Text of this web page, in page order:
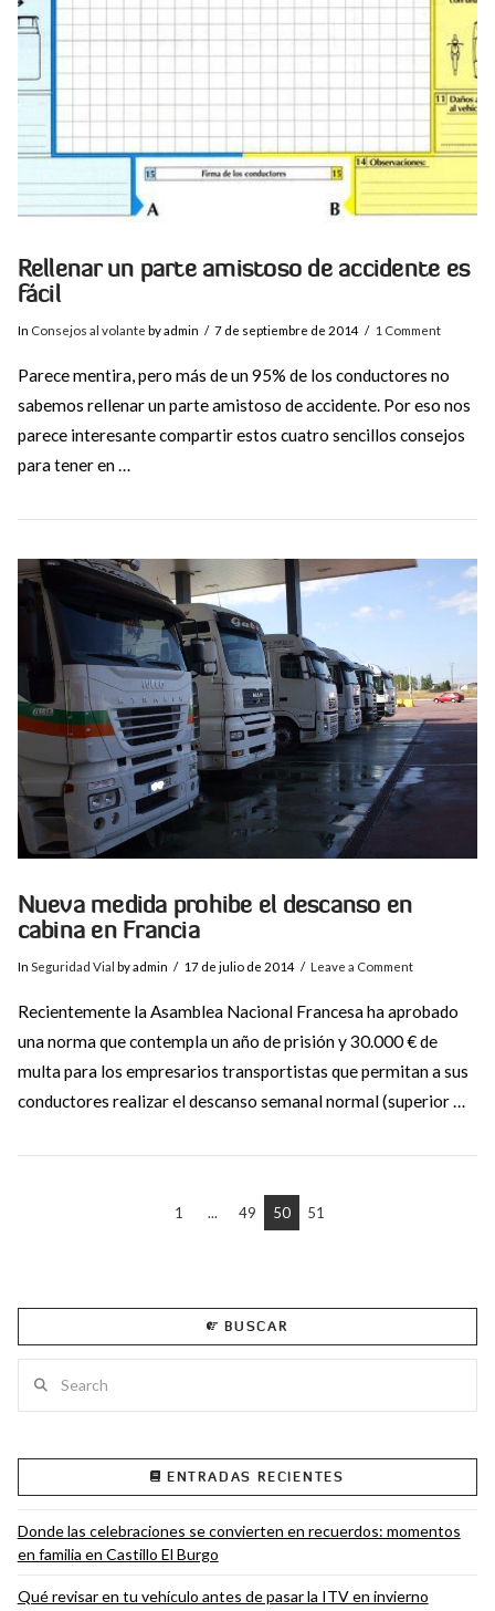
VIEW POST
Rellenar un parte amistoso de accidente es
fácil
In Consejos al volante by admin 7 de septiembre de 2014 1 Comment
Parece mentira, pero más de un 95% de los conductores no
sabemos rellenar un parte amistoso de accidente. Por eso nos
parece interesante compartir estos cuatro sencillos consejos
para tener en …
VIEW POST
Nueva medida prohibe el descanso en
cabina en Francia
In Seguridad Vial by admin 17 de julio de 2014 Leave a Comment
Recientemente la Asamblea Nacional Francesa ha aprobado
una norma que contempla un año de prisión y 30.000 € de
multa para los empresarios transportistas que permitan a sus
conductores realizar el descanso semanal normal (superior …
1 ... 49 50 51
BUSCAR
ENTRADAS RECIENTES
Donde las celebraciones se convierten en recuerdos: momentos
en familia en Castillo El Burgo
Qué revisar en tu vehículo antes de pasar la ITV en invierno